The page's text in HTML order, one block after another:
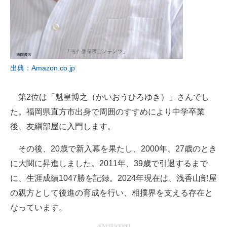
出典：Amazon.co.jp
第2位は「魁皇博之（かいおうひろゆき）」さんでし
た。福岡県直方市出身で周囲のすすめにより中学卒業
後、友綱部屋に入門します。
その後、20歳で新入幕を果たし、2000年、27歳のとき
に大関に昇進しました。2011年、39歳で引退するまで
に、生涯成績1047勝を記録。2024年現在は、浅香山部屋
の親方として後進の育成を行い、相撲界を支える存在と
なっています。